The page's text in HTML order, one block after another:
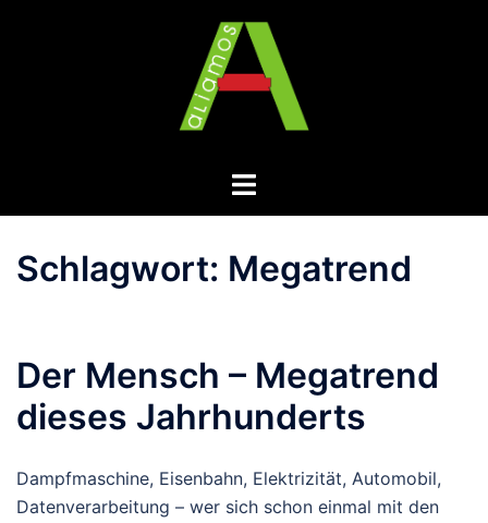
Menü
Schlagwort: Megatrend
Der Mensch – Megatrend
dieses Jahrhunderts
Dampfmaschine, Eisenbahn, Elektrizität, Automobil,
Datenverarbeitung – wer sich schon einmal mit den